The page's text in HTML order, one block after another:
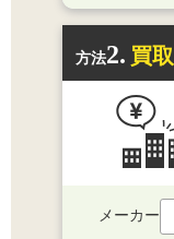
方法2. 買
メーカー